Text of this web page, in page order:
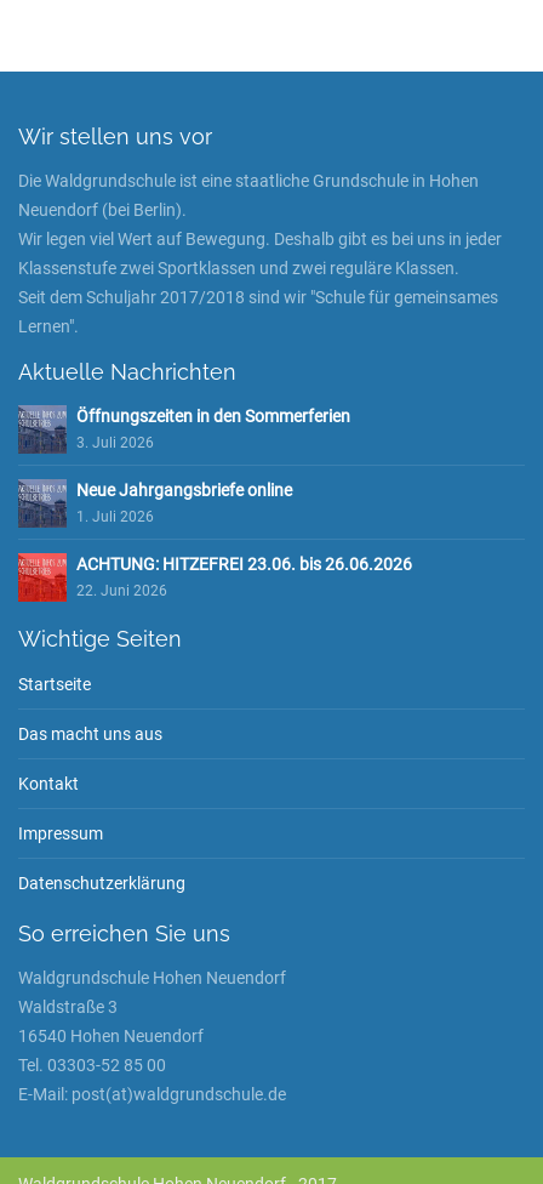
Wir stellen uns vor
Die Waldgrundschule ist eine staatliche Grundschule in Hohen
Neuendorf (bei Berlin).
Wir legen viel Wert auf Bewegung. Deshalb gibt es bei uns in jeder
Klassenstufe zwei Sportklassen und zwei reguläre Klassen.
Seit dem Schuljahr 2017/2018 sind wir "Schule für gemeinsames
Lernen".
Aktuelle Nachrichten
Öffnungszeiten in den Sommerferien
3. Juli 2026
Neue Jahrgangsbriefe online
1. Juli 2026
ACHTUNG: HITZEFREI 23.06. bis 26.06.2026
22. Juni 2026
Wichtige Seiten
Startseite
Das macht uns aus
Kontakt
Impressum
Datenschutzerklärung
So erreichen Sie uns
Waldgrundschule Hohen Neuendorf
Waldstraße 3
16540 Hohen Neuendorf
Tel. 03303-52 85 00
E-Mail: post(at)waldgrundschule.de